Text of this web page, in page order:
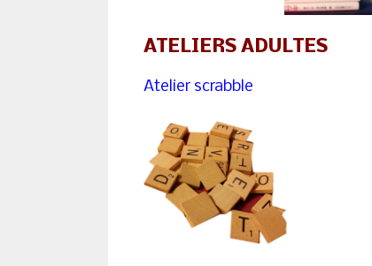
ATELIERS ADULTES
Atelier scrabble